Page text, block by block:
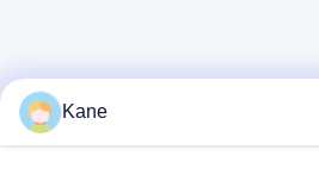
Kane